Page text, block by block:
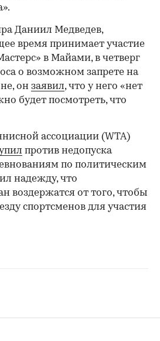
Даниил Медведев,
время принимает участие
в Майами, в четверг
о возможном запрете на
он заявил, что у него «нет
будет посмотреть, что
ассоциации (WTA)
против недопуска
по политическим
надежду, что
воздержатся от того, чтобы
спортсменов для участия